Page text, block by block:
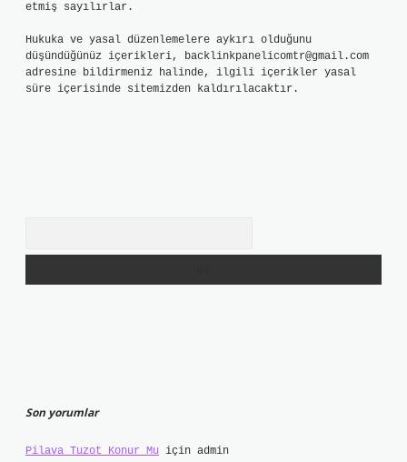
etmiş sayılırlar.
Hukuka ve yasal düzenlemelere aykırı olduğunu
düşündüğünüz içerikleri, backlinkpanelicomtr@gmail.com
adresine bildirmeniz halinde, ilgili içerikler yasal
süre içerisinde sitemizden kaldırılacaktır.
Son yorumlar
Pilava Tuzot Konur Mu için admin